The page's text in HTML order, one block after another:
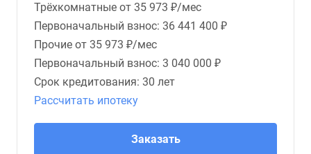
Трёхкомнатные от 35 973 ₽/мес
Первоначальный взнос: 36 441 400 ₽
Прочие от 35 973 ₽/мес
Первоначальный взнос: 3 040 000 ₽
Срок кредитования: 30 лет
Рассчитать ипотеку
Заказать